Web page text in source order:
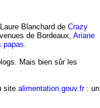
Blanchard de Crazy
venues de Bordeaux, Ariane
papas.
Mais bien sûr les
site alimentation.gouv.fr: un